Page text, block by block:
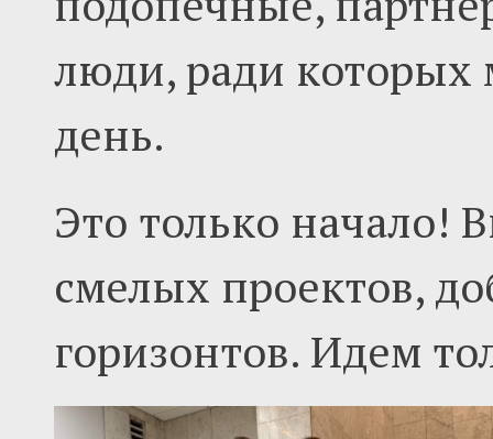
люди, ради
день.
Это только начало!
смелых проектов,
горизонтов. Идем